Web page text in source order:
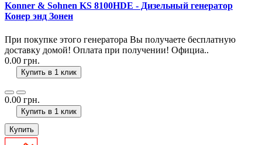
Konner & Sohnen KS 8100HDE - Дизельный генератор
Конер энд Зонен
При покупке этого генератора Вы получаете бесплатную
доставку домой! Оплата при получении! Официа..
0.00 грн.
Купить в 1 клик
0.00 грн.
Купить в 1 клик
Купить